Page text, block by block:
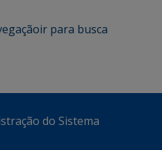
ir para busca
do Sistema